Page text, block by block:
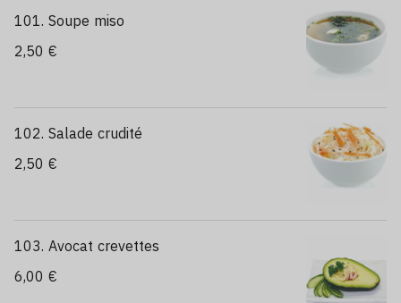
101. Soupe miso
2,50 €
102. Salade crudité
2,50 €
103. Avocat crevettes
6,00 €